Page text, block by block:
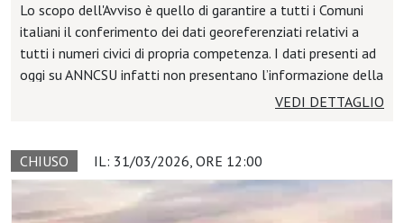
Lo scopo dell'Avviso è quello di garantire a tutti i Comuni
italiani il conferimento dei dati georeferenziati relativi a
tutti i numeri civici di propria competenza. I dati presenti ad
oggi su ANNCSU infatti non presentano l’informazione della
georeferenziazione, caratteristica che per norma può essere
Grazie all'Avviso i Comuni potranno quindi verificare ed
eventualmente integrare l'attuale lista di strade e numeri
civici presenti in ANNCSU, nonché, tramite la PDND, inviare
VEDI DETTAGLIO
CHIUSO IL: 31/03/2026, ORE 12:00